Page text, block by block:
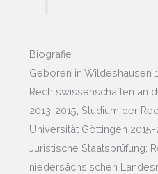
Biografie
Geboren in Wildeshausen
Rechtswissenschaften an
2013-2015; Studium der
Universität Göttingen 2015-
Juristische Staatsprüfung;
niedersächsischen